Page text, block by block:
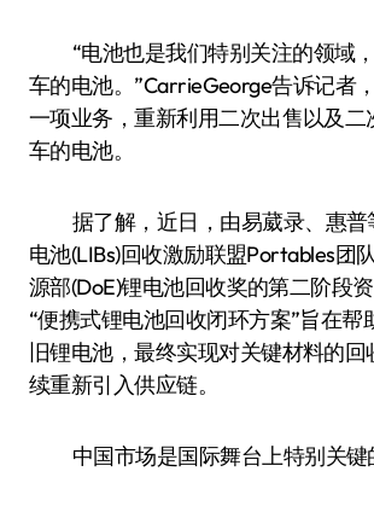
“电池也是我们特别关注的领域
车的电池。”CarrieGeorge告诉记者
一项业务，重新利用二次出售以及二
车的电池。
据了解，近日，由易葳录、惠
电池(LIBs)回收激励联盟Portables团
源部(DoE)锂电池回收奖的第二阶段
“便携式锂电池回收闭环方案”旨在帮
旧锂电池，最终实现对关键材料的
续重新引入供应链。
中国市场是国际舞台上特别关键